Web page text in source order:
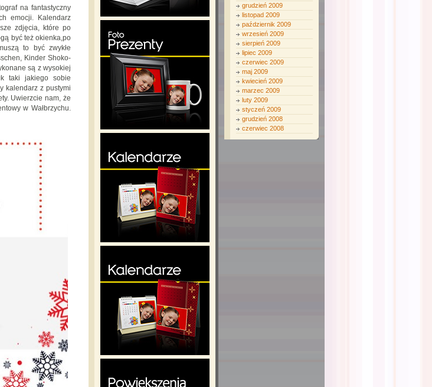
na fantastyczny
emocji. Kalendarz
zdjęcia, które po
być też okienka,po
to być zwykłe
Kinder Shoko-
są z wysokiej
taki jakiego sobie
kalendarz z pustymi
Uwierzcie nam, że
w Wałbrzychu.
grudzień 2009
listopad 2009
październik 2009
wrzesień 2009
sierpień 2009
lipiec 2009
czerwiec 2009
maj 2009
kwiecień 2009
marzec 2009
luty 2009
styczeń 2009
grudzień 2008
czerwiec 2008